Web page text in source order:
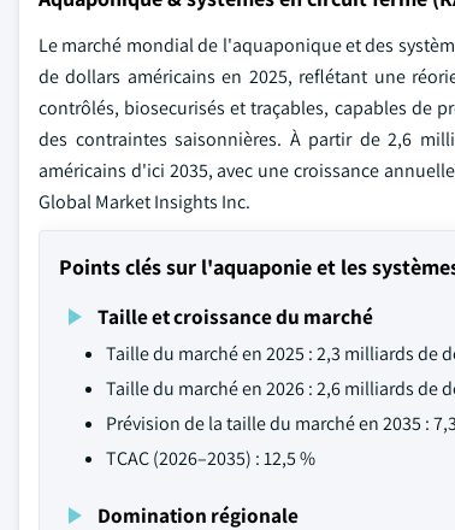
Le marché mondial de l'aquaponique et des
de dollars américains en 2025, reflétant une
contrôlés, biosecurisés et traçables, capables de
des contraintes saisonnières. À partir de 2,6
américains d'ici 2035, avec une croissance
Global Market Insights Inc.
Points clés sur l'aquaponie et les
Taille et croissance du marché
Taille du marché en 2025 : 2,3 milliards de
Taille du marché en 2026 : 2,6 milliards de
Prévision de la taille du marché en 2035 :
TCAC (2026–2035) : 12,5 %
Domination régionale